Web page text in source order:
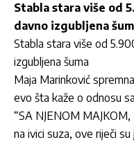
Stabla stara više od
davno izgubljena
Stabla stara više od
izgubljena šuma
Maja Marinković
evo šta kaže o odnosu
“SA NJENOM
na ivici suza, ove riječi